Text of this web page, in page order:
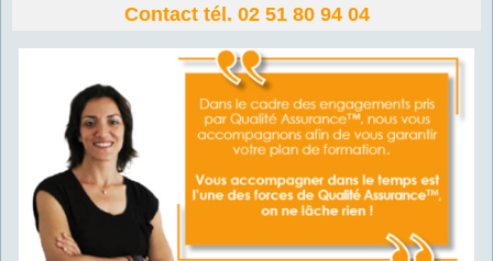
Contact tél. 02 51 80 94 04